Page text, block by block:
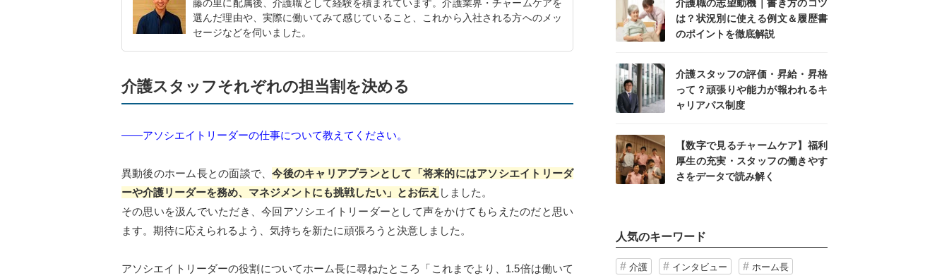
藤の里に配属後、介護職として経験を積まれています。介護業界・チャームケアを
選んだ理由や、実際に働いてみて感じていること、これから入社される方へのメッ
セージなどを伺いました。
介護スタッフそれぞれの担当割を決める
――アソシエイトリーダーの仕事について教えてください。
異動後のホーム長との面談で、今後のキャリアプランとして「将来的にはアソシエイトリーダ
ーや介護リーダーを務め、マネジメントにも挑戦したい」とお伝え しました。
その思いを汲んでいただき、今回アソシエイトリーダーとして声をかけてもらえたのだと思い
ます。期待に応えられるよう、気持ちを新たに頑張ろうと決意しました。
アソシエイトリーダーの役割についてホーム長に尋ねたところ「これまでより、1.5倍は働いて
介護職の志望動機｜書き方のコツ
は？状況別に使える例文＆履歴書
のポイントを徹底解説
介護スタッフの評価・昇給・昇格
って？頑張りや能力が報われるキ
ャリアパス制度
【数字で見るチャームケア】福利
厚生の充実・スタッフの働きやす
さをデータで読み解く
人気のキーワード
介護 インタビュー ホーム長